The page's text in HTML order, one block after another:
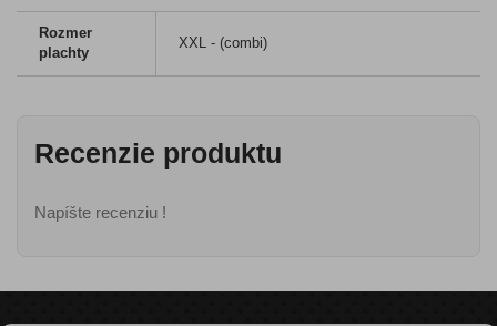
Rozmer
plachty
XXL - (combi)
Recenzie produktu
Napíšte recenziu !